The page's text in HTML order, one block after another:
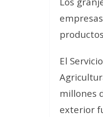
El
millones
exterior